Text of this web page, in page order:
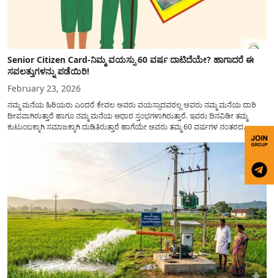
Senior Citizen Card-ನಿಮ್ಮ ವಯಸ್ಸು 60 ವರ್ಷ ದಾಟಿದೆಯೇ? ಹಾಗಾದರೆ ಈ
ಸವಲತ್ತುಗಳನ್ನು ಪಡೆಯಿರಿ!
February 23, 2026
ನಮ್ಮ ಮನೆಯ ಹಿರಿಯರು ಎಂದರೆ ಕೇವಲ ಅವರು ವಯಸ್ಸಾದವರಲ್ಲ ಅವರು ನಮ್ಮ ಮನೆಯ ದಾರಿ
ದೀಪವಾಗಿರುತ್ತಾರೆ ಹಾಗೂ ನಮ್ಮ ಮನೆಯ ಆಧಾರ ಸ್ತಂಭಗಳಾಗಿರುತ್ತಾರೆ. ಇವರು ದಿನವಿಡೀ ತಮ್ಮ
ಕುಟುಂಬಕ್ಕಾಗಿ ಸಮಾಜಕ್ಕಾಗಿ ದುಡಿತಿರುತ್ತಾರೆ ಹಾಗೆಯೇ ಅವರು ತಮ್ಮ 60 ವರ್ಷಗಳ ನಂತರದ
ಜೀವನವನ್ನು ನೆಮ್ಮದಿಯಿಂದ ಕಳೆಯಬೇಕೆಂಬುದು ಪ್ರತಿಯೊಬ್ಬರ ಕನಸಾಗಿರುತ್ತದೆ ಆದ್ದರಿಂದ ಸರ್ಕಾರವು